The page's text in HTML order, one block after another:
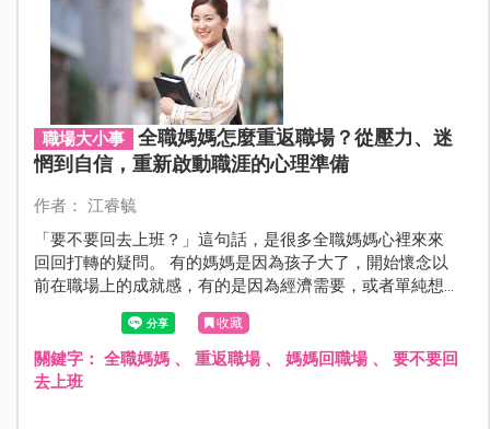
職場大小事
全職媽媽怎麼重返職場？從壓力、迷
惘到自信，重新啟動職涯的心理準備
作者： 江睿毓
「要不要回去上班？」這句話，是很多全職媽媽心裡來來
回回打轉的疑問。 有的媽媽是因為孩子大了，開始懷念以
前在職場上的成就感，有的是因為經濟需要，或者單純想
找回屬於自己的空間。 但這個決定不只是「找不找工作」
那麼簡單，它同時牽動著自我價值、伴侶關係、家庭分
工，甚至孩子的教養方式，也因此帶來龐大壓力。
收藏
關鍵字： 全職媽媽、 重返職場、 媽媽回職場、 要不要回
去上班